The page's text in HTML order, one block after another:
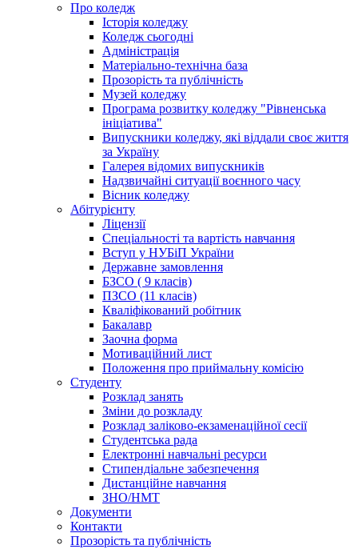
Про коледж
Історія коледжу
Коледж сьогодні
Адміністрація
Матеріально-технічна база
Прозорість та публічність
Музей коледжу
Програма розвитку коледжу "Рівненська
ініціатива"
Випускники коледжу, які віддали своє життя
за Україну
Галерея відомих випускників
Надзвичайні ситуації воєнного часу
Вісник коледжу
Абітурієнту
Ліцензії
Спеціальності та вартість навчання
Вступ у НУБіП України
Державне замовлення
БЗСО ( 9 класів)
ПЗСО (11 класів)
Кваліфікований робітник
Бакалавр
Заочна форма
Мотиваційний лист
Положення про приймальну комісію
Студенту
Розклад занять
Зміни до розкладу
Розклад заліково-екзаменаційної сесії
Студентська рада
Електронні навчальні ресурси
Стипендіальне забезпечення
Дистанційне навчання
ЗНО/НМТ
Документи
Контакти
Прозорість та публічність